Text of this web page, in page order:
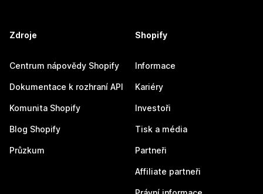
Zdroje
Centrum nápovědy Shopify
Dokumentace k rozhraní API
Komunita Shopify
Blog Shopify
Průzkum
Shopify
Informace
Kariéry
Investoři
Tisk a média
Partneři
Affiliate partneři